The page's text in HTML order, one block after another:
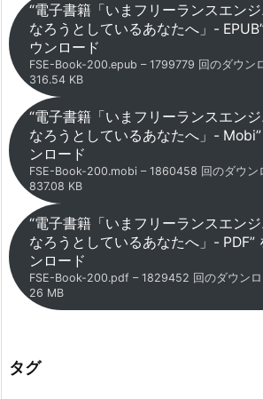
“電子書籍「いまフリーランスエン
なろうとしているあなたへ」-
ウンロード
FSE-Book-200.epub – 1799779 回のダウン
316.54 KB
“電子書籍「いまフリーランスエン
なろうとしているあなたへ」-
ンロード
FSE-Book-200.mobi – 1860458 回のダウン
837.08 KB
“電子書籍「いまフリーランスエン
なろうとしているあなたへ」- PDF”
ンロード
FSE-Book-200.pdf – 1829452 回のダウンロ
26 MB
タグ